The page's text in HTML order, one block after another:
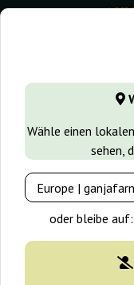
Wähle einen
sehen,
oder bleibe auf:
GanjaFarmer.de
Blog Ganja
Cannabis
Garten –
jedermann